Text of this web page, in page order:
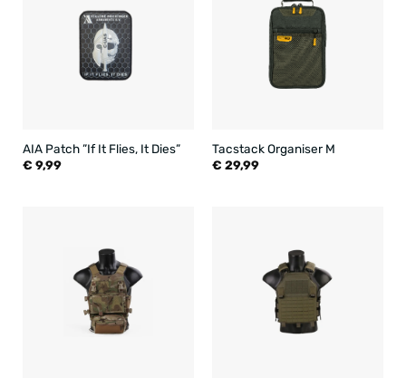
AIA Patch ”If It Flies, It Dies”
€ 9,99
Tacstack Organiser M
€ 29,99